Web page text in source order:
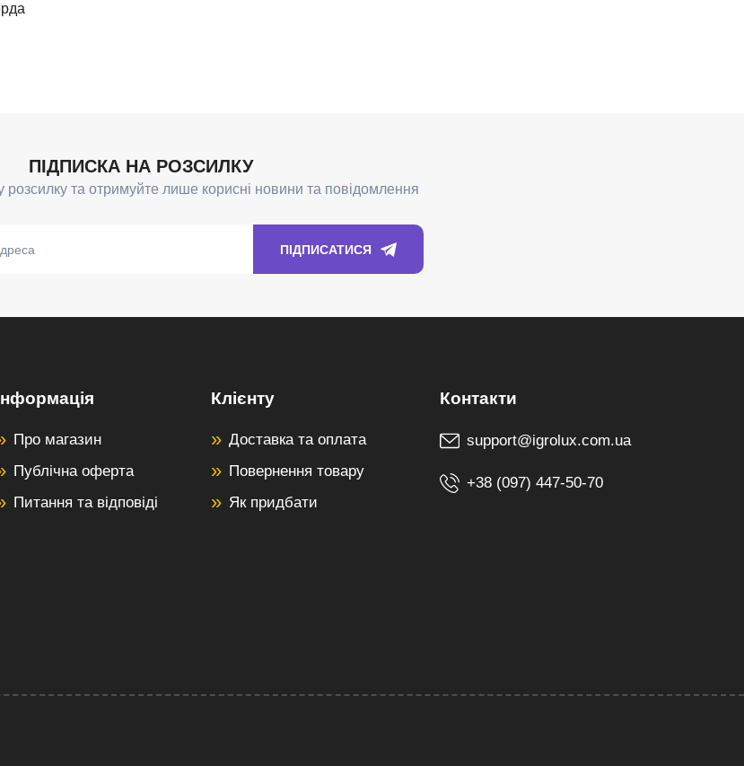
Про магазин
Публічна оферта
Питання та відповіді
Клієнту
Доставка та оплата
Повернення товару
Як придбати
support@igrolux.com.ua
+38 (097) 447-50-70